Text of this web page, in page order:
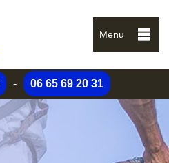
Menu
- 06 65 69 20 31